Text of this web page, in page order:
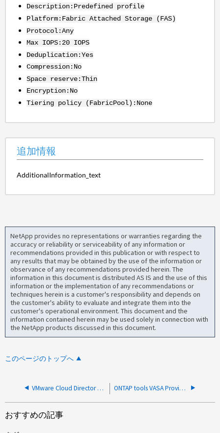
Description:Predefined profile
Platform:Fabric Attached Storage (FAS)
Protocol:Any
Max IOPS:20 IOPS
Deduplication:Yes
Compression:No
Space reserve:Thin
Encryption:No
Tiering policy (FabricPool):None
追加情報
AdditionalInformation_text
NetApp provides no representations or warranties regarding the
accuracy or reliability or serviceability of any information or
recommendations provided in this publication or with respect to
any results that may be obtained by the use of the information or
observance of any recommendations provided herein. The
information in this document is distributed AS IS and the use of this
information or the implementation of any recommendations or
techniques herein is a customer's responsibility and depends on
the customer's ability to evaluate and integrate them into the
customer's operational environment. This document and the
information contained herein may be used solely in connection with
the NetApp products discussed in this document.
このページのトップへ
VMware Cloud Director Availability の NetApp vVol へのレプリケーションが NFC DISKLIB ERROR でアクティベーションに失敗する ONTAP tools VASA Providerとは
おすすめの記事